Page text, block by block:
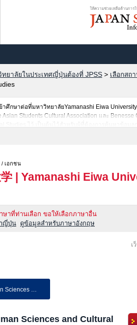
ให้ความช่วยเหลือด้านการใ
าลัยในประเทศญี่ปุ่นต้องที่ JPSS > เลือกสถ
าศึกษาต่อที่มหาวิทยาลัยYamanashi Eiwa
Asian Students Cultural Association และ
Studies ไว้ เป็นต้นไว้สำหรับผู้ที่ต้องการค้นหาข้อ
/ เอกชน
| Yamanashi Eiwa
าที่ท่านเลือก ขอให้เลือกภาษาอื่น
ญี่ปุ่น ดูข้อมูลสำหรับภาษาอังกฤษ
เ
Faculty of Human Sciences a...
Sciences and Cultural